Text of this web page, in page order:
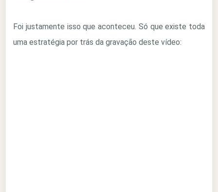
Foi justamente isso que aconteceu. Só que existe toda
uma estratégia por trás da gravação deste vídeo: